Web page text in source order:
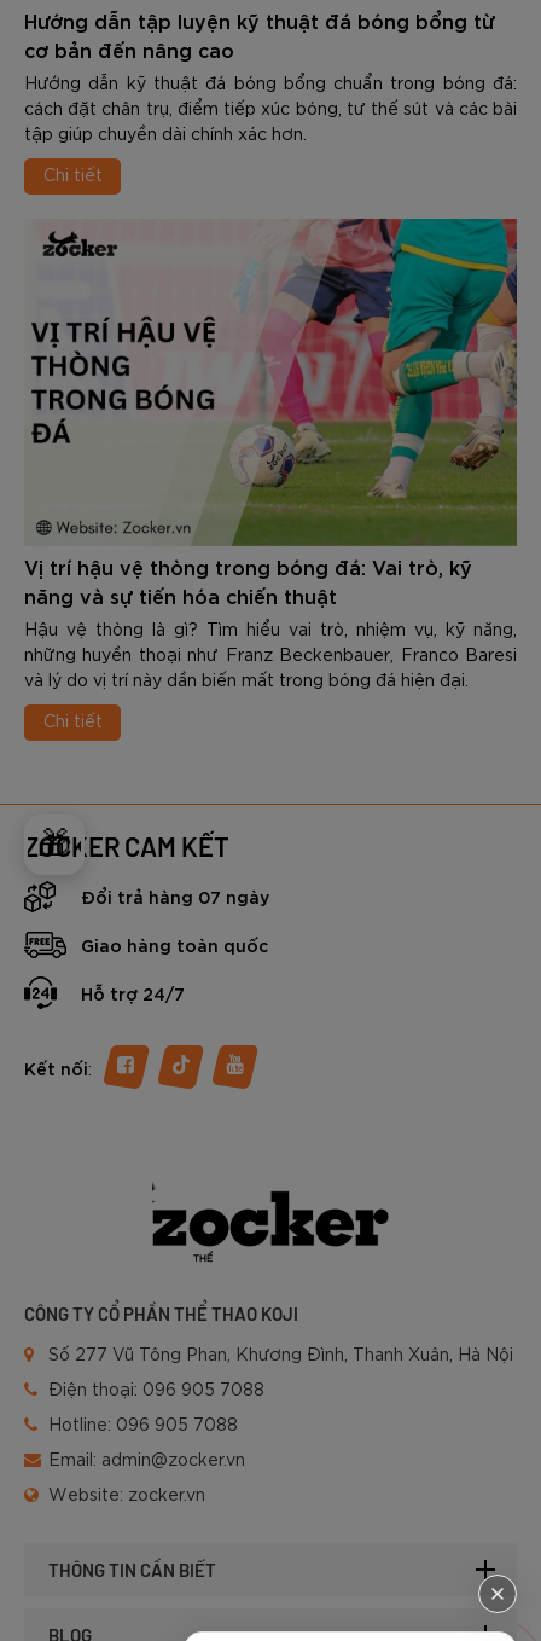
🎁
Hướng dẫn tập luyện kỹ thuật đá bóng bổng từ
cơ bản đến nâng cao
Hướng dẫn kỹ thuật đá bóng bổng chuẩn trong bóng đá:
cách đặt chân trụ, điểm tiếp xúc bóng, tư thế sút và các bài
tập giúp chuyền dài chính xác hơn.
Chi tiết
Vị trí hậu vệ thòng trong bóng đá: Vai trò, kỹ
năng và sự tiến hóa chiến thuật
Hậu vệ thòng là gì? Tìm hiểu vai trò, nhiệm vụ, kỹ năng,
những huyền thoại như Franz Beckenbauer, Franco Baresi
và lý do vị trí này dần biến mất trong bóng đá hiện đại.
Chi tiết
ZOCKER CAM KẾT
Đổi trả hàng 07 ngày
Giao hàng toàn quốc
Hỗ trợ 24/7
Kết nối:
CÔNG TY CỔ PHẦN THỂ THAO KOJI
Số 277 Vũ Tông Phan, Khương Đình, Thanh Xuân, Hà Nội
Điện thoại: 096 905 7088
Hotline: 096 905 7088
Email: admin@zocker.vn
Website: zocker.vn
THÔNG TIN CẦN BIẾT
BLOG